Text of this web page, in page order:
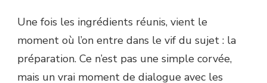
Une fois les ingrédients réunis, vient le
moment où l’on entre dans le vif du sujet : la
préparation. Ce n’est pas une simple corvée,
mais un vrai moment de dialogue avec les